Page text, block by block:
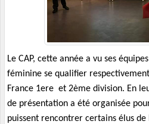
Le CAP, cette année a vu ses
féminine se qualifier
France 1ere et 2ème division. En
de présentation a été organisée
puissent rencontrer certains élus